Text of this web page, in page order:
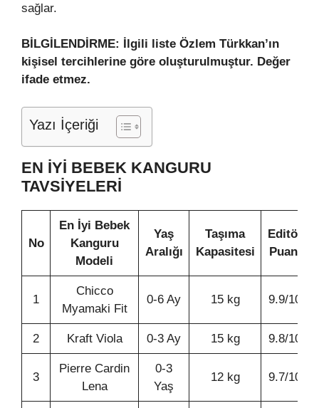
sağlar.
BİLGİLENDİRME: İlgili liste Özlem Türkkan’ın
kişisel tercihlerine göre oluşturulmuştur. Değer
ifade etmez.
Yazı İçeriği
EN İYİ BEBEK KANGURU
TAVSİYELERİ
No
En İyi Bebek
Kanguru
Modeli
Yaş
Aralığı
Taşıma
Kapasitesi
Editör
Puanı
1
Chicco
Myamaki Fit
0-6 Ay 15 kg 9.9/10
2 Kraft Viola 0-3 Ay 15 kg 9.8/10
3
Pierre Cardin
Lena
0-3
Yaş
12 kg 9.7/10